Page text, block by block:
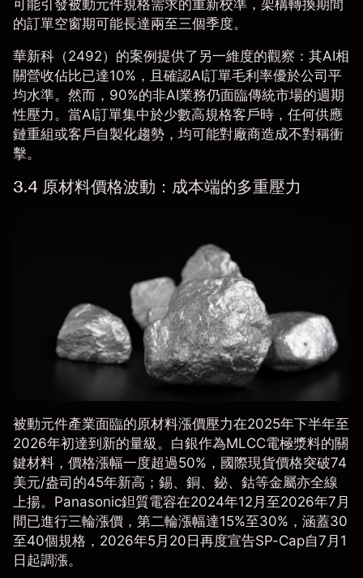
可能引發被動元件規格需求的重新校準，架構轉換期間
的訂單空窗期可能長達兩至三個季度。
華新科（2492）的案例提供了另一維度的觀察：其AI相
關營收佔比已達10%，且確認AI訂單毛利率優於公司平
均水準。然而，90%的非AI業務仍面臨傳統市場的週期
性壓力。當AI訂單集中於少數高規格客戶時，任何供應
鏈重組或客戶自製化趨勢，均可能對廠商造成不對稱衝
擊。
3.4 原材料價格波動：成本端的多重壓力
被動元件產業面臨的原材料漲價壓力在2025年下半年至
2026年初達到新的量級。白銀作為MLCC電極漿料的關
鍵材料，價格漲幅一度超過50%，國際現貨價格突破74
美元/盎司的45年新高；錫、銅、鉍、鈷等金屬亦全線
上揚。Panasonic鉭質電容在2024年12月至2026年7月
間已進行三輪漲價，第二輪漲幅達15%至30%，涵蓋30
至40個規格，2026年5月20日再度宣告SP-Cap自7月1
日起調漲。